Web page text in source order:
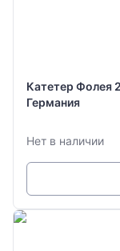
Катетер Фолея
Германия
Нет в наличии